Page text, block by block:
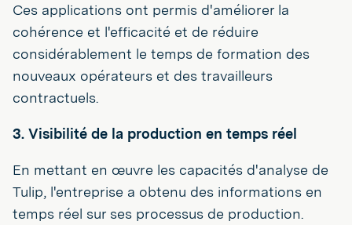
Ces applications ont permis d'améliorer la
cohérence et l'efficacité et de réduire
considérablement le temps de formation des
nouveaux opérateurs et des travailleurs
contractuels.
3. Visibilité de la production en temps réel
En mettant en œuvre les capacités d'analyse de
Tulip, l'entreprise a obtenu des informations en
temps réel sur ses processus de production.